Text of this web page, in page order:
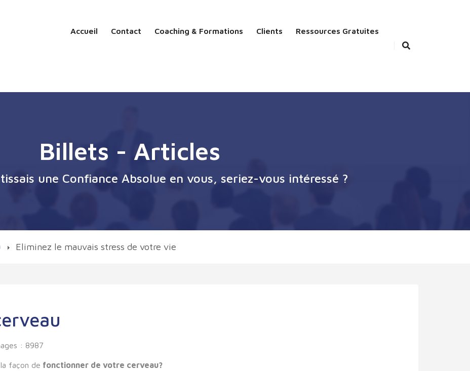
Accueil Contact Coaching & Formations Clients Ressources Gratuites
Billets - Articles
une Confiance Absolue en vous, seriez-vous intéressé ?
Eliminez le mauvais stress de votre vie
: 8987
façon de fonctionner de votre cerveau?